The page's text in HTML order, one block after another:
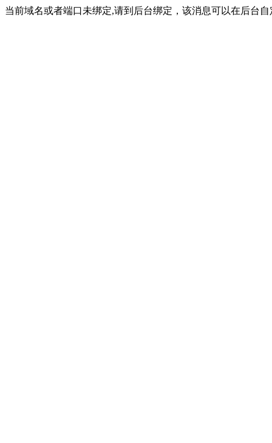
当前域名或者端口未绑定,请到后台绑定，该消息可以在后台自